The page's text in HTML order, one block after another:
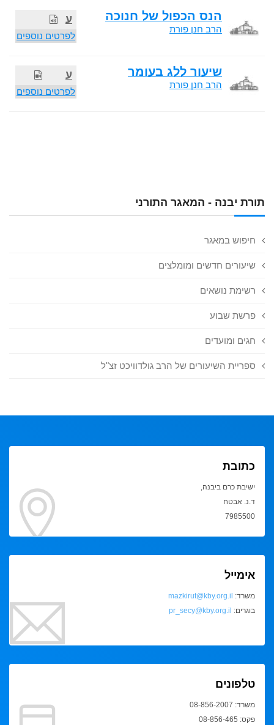
תורת יבנה - המאגר התורני
חיפוש במאגר
שיעורים חדשים ומומלצים
רשימת נושאים
פרשת שבוע
חגים ומועדים
ספריית השיעורים של הרב גולדוויכט זצ"ל
ע
לפרטים נוספים
הנס הכפול של חנוכה
הרב חנן פורת
ע
לפרטים נוספים
שיעור ללג בעומר
הרב חנן פורת
כתובת
ישיבת כרם ביבנה,
ד.נ. אבטח
7985500
אימייל
משרד: mazkirut@kby.org.il
בוגרים: pr_secy@kby.org.il
טלפונים
משרד: 08-856-2007
פקס: 08-856-465